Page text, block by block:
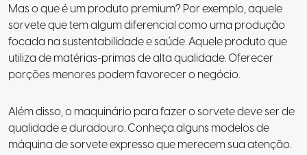
Mas o que é um produto premium? Por exemplo, aquele
sorvete que tem algum diferencial como uma produção
focada na sustentabilidade e saúde. Aquele produto que
utiliza de matérias-primas de alta qualidade. Oferecer
porções menores podem favorecer o negócio.
Além disso, o maquinário para fazer o sorvete deve ser de
qualidade e duradouro. Conheça alguns modelos de
máquina de sorvete expresso que merecem sua atenção.